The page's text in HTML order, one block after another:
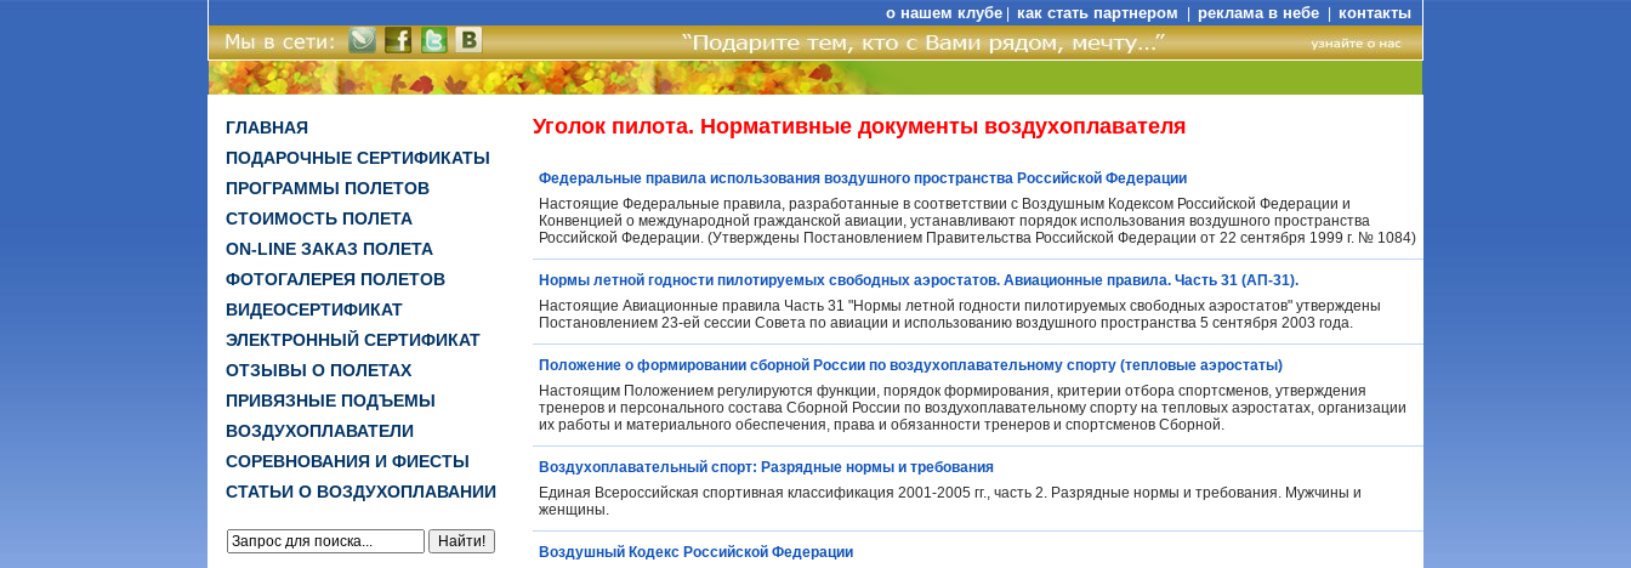
о нашем клубе как стать партнером реклама в небе контакты
ГЛАВНАЯ
ПОДАРОЧНЫЕ СЕРТИФИКАТЫ
ПРОГРАММЫ ПОЛЕТОВ
СТОИМОСТЬ ПОЛЕТА
ON-LINE ЗАКАЗ ПОЛЕТА
ФОТОГАЛЕРЕЯ ПОЛЕТОВ
ВИДЕОСЕРТИФИКАТ
ЭЛЕКТРОННЫЙ СЕРТИФИКАТ
ОТЗЫВЫ О ПОЛЕТАХ
ПРИВЯЗНЫЕ ПОДЪЕМЫ
ВОЗДУХОПЛАВАТЕЛИ
СОРЕВНОВАНИЯ И ФИЕСТЫ
СТАТЬИ О ВОЗДУХОПЛАВАНИИ
Уголок пилота. Нормативные документы воздухоплавателя
Федеральные правила использования воздушного пространства Российской Федерации
Настоящие Федеральные правила, разработанные в соответствии с Воздушным Кодексом Российской Федерации и
Конвенцией о международной гражданской авиации, устанавливают порядок использования воздушного пространства
Российской Федерации. (Утверждены Постановлением Правительства Российской Федерации от 22 сентября 1999 г. № 1084)
Нормы летной годности пилотируемых свободных аэростатов. Авиационные правила. Часть 31 (АП-31).
Настоящие Авиационные правила Часть 31 "Нормы летной годности пилотируемых свободных аэростатов" утверждены
Постановлением 23-ей сессии Совета по авиации и использованию воздушного пространства 5 сентября 2003 года.
Положение о формировании сборной России по воздухоплавательному спорту (тепловые аэростаты)
Настоящим Положением регулируются функции, порядок формирования, критерии отбора спортсменов, утверждения
тренеров и персонального состава Сборной России по воздухоплавательному спорту на тепловых аэростатах, организации
их работы и материального обеспечения, права и обязанности тренеров и спортсменов Сборной.
Воздухоплавательный спорт: Разрядные нормы и требования
Единая Всероссийская спортивная классификация 2001-2005 гг., часть 2. Разрядные нормы и требования. Мужчины и
женщины.
Воздушный Кодекс Российской Федерации